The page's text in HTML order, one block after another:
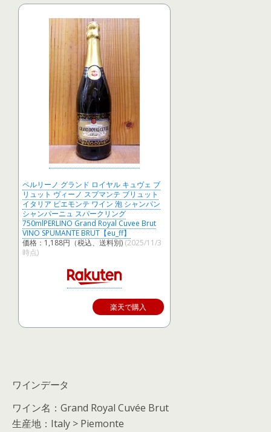
ペルリーノ グランド ロイヤル キュヴェ ブ
リュット ヴィーノ スプマンテ ブリュット
イタリア ピエモンテ ワイン 泡 シャンパン
シャンパーニュ スパークリング
750mlPERLINO Grand Royal Cuvee Brut
VINO SPUMANTE BRUT【eu_ff】
価格：1,188円（税込、送料別) (2025/11/3
時点)
楽天で購入
ワインデータ
ワイン名：Grand Royal Cuvée Brut
生産地：Italy > Piemonte